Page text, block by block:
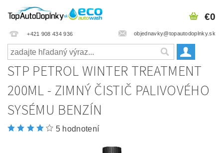
+421 908 434 936 objednavky@topautodoplnky.sk
€0
STP PETROL WINTER TREATMENT
200ML - ZIMNÝ ČISTIČ PALIVOVÉHO
SYSÉMU BENZÍN
5 hodnotení